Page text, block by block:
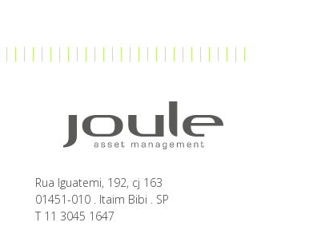
Rua Iguatemi, 192, cj 163
01451-010 . Itaim Bibi . SP
T 11 3045 1647